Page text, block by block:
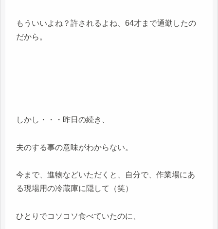
もういいよね？許されるよね、64才まで通勤したの
だから。
しかし・・・昨日の続き、
夫のする事の意味がわからない。
今まで、進物などいただくと、自分で、作業場にあ
る現場用の冷蔵庫に隠して（笑）
ひとりでコソコソ食べていたのに、